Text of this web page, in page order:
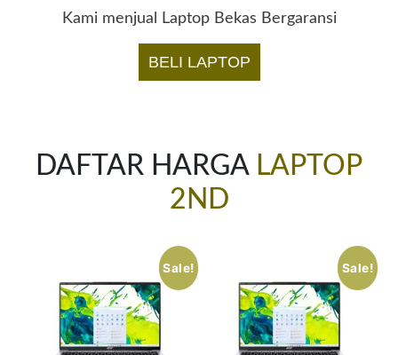
Kami menjual Laptop Bekas Bergaransi
BELI LAPTOP
DAFTAR HARGA LAPTOP
2ND
Sale! Sale!